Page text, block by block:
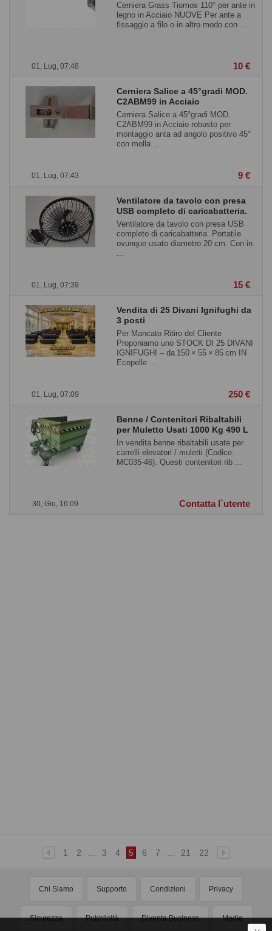
01, Lug, 07:48
Cerniera Grass Tiomos 110° per ante in
legno in Acciaio NUOVE Per ante a
fissaggio a filo o in altro modo con ...
10 €
01, Lug, 07:43
Cerniera Salice a 45°gradi MOD.
C2ABM99 in Acciaio
Cerniera Salice a 45°gradi MOD.
C2ABM99 in Acciaio robusto per
montaggio anta ad angolo positivo 45°
con molla ...
9 €
01, Lug, 07:39
Ventilatore da tavolo con presa
USB completo di caricabatteria.
Ventilatore da tavolo con presa USB
completo di caricabatteria. Portatile
ovunque usato diametro 20 cm. Con in
...
15 €
01, Lug, 07:09
Vendita di 25 Divani Ignifughi da
3 posti
Per Mancato Ritiro del Cliente
Proponiamo uno STOCK DI 25 DIVANI
IGNIFUGHI – da 150 × 55 × 85 cm IN
Ecopelle ...
250 €
30, Giu, 16:09
Benne / Contenitori Ribaltabili
per Muletto Usati 1000 Kg 490 L
In vendita benne ribaltabili usate per
carrelli elevatori / muletti (Codice:
MC035-46). Questi contenitori rib ...
Contatta l`utente
1 2 3 4 5 6 7 21 22
Chi Siamo Supporto Condizioni Privacy
Sicurezza Pubblicità Diventa Business Media